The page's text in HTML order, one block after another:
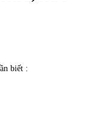
biết :